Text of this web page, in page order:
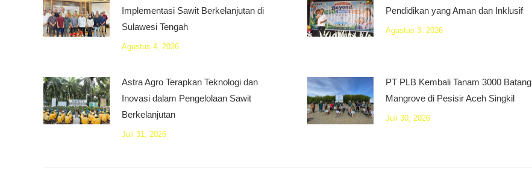
Implementasi Sawit Berkelanjutan di
Sulawesi Tengah
Agustus 4, 2026
Pendidikan yang Aman dan Inklusif
Agustus 3, 2026
Astra Agro Terapkan Teknologi dan
Inovasi dalam Pengelolaan Sawit
Berkelanjutan
Juli 31, 2026
PT PLB Kembali Tanam 3000 Batang
Mangrove di Pesisir Aceh Singkil
Juli 30, 2026